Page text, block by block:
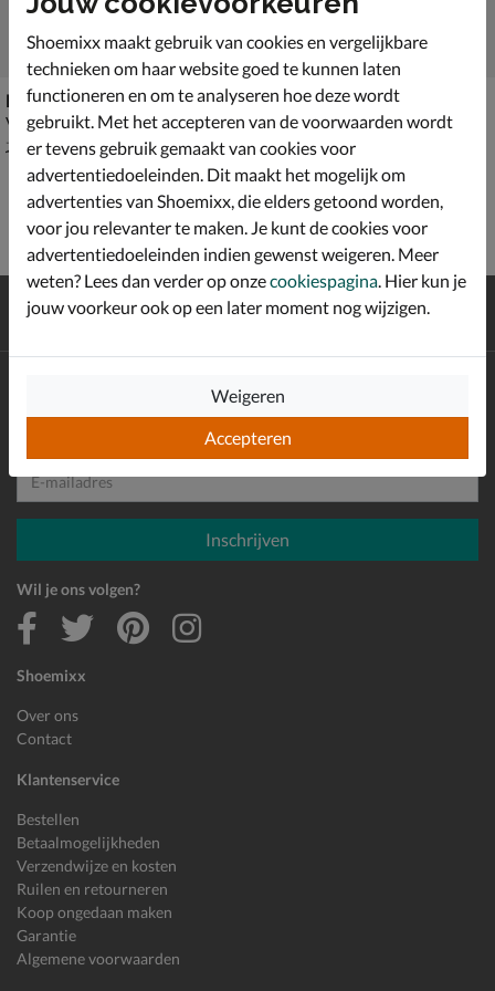
Palladium Pampa Hi
Veterboots - roze
van € 79,99 voor € 55,99
79 99 55, 99
Veterboots - roze
van € 199,99 voor € 139,99
199,99 139,99
verzending en retour*
Shoemixx
Over ons
Contact
Klantenservice
Bestellen
Betaalmogelijkheden
Verzendwijze en kosten
Ruilen en retourneren
Koop ongedaan maken
Garantie
Algemene voorwaarden
Schrijf je in voor de Shoemixx nieuwsbrief en ontvang €10,-
E-mailadres
Inschrijven
Wil je ons volgen?
Shoemixx maakt gebruik van cookies en vergelijkbare
technieken om haar website goed te kunnen laten
functioneren en om te analyseren hoe deze wordt
gebruikt. Met het accepteren van de voorwaarden wordt
er tevens gebruik gemaakt van cookies voor
advertentiedoeleinden. Dit maakt het mogelijk om
advertenties van Shoemixx, die elders getoond worden,
voor jou relevanter te maken. Je kunt de cookies voor
advertentiedoeleinden indien gewenst weigeren. Meer
weten? Lees dan verder op onzecookiespagina . Hier kun je
jouw voorkeur ook op een later moment nog wijzigen.
Accepteren
Weigeren